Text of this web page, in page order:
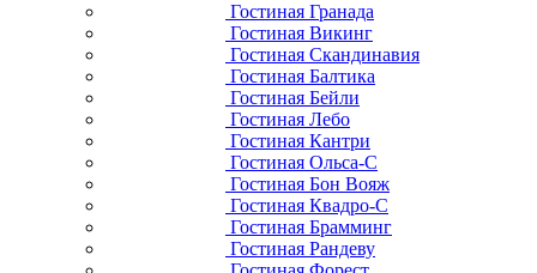
Гостиная Гранада
Гостиная Викинг
Гостиная Скандинавия
Гостиная Балтика
Гостиная Бейли
Гостиная Лебо
Гостиная Кантри
Гостиная Ольса-С
Гостиная Бон Вояж
Гостиная Квадро-С
Гостиная Брамминг
Гостиная Рандеву